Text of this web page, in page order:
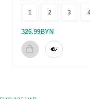
1 2 3
326.99BYN